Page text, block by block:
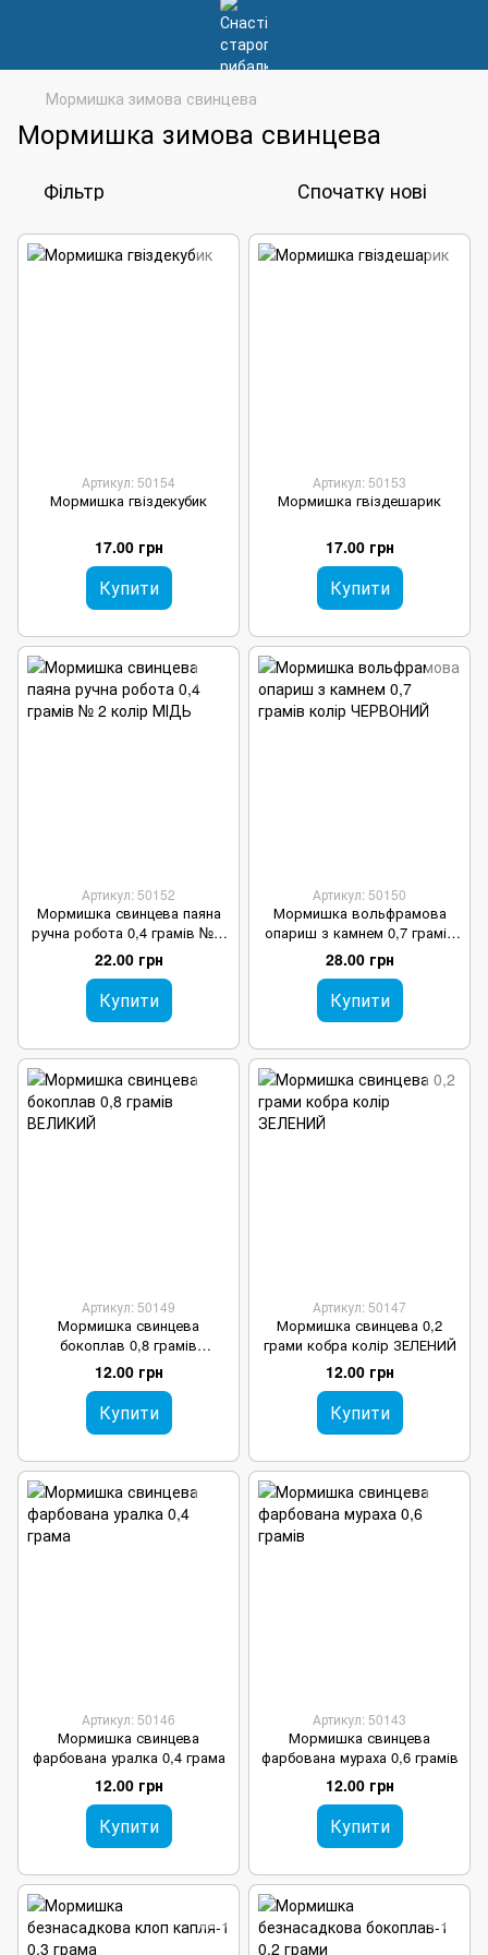
Мормишка зимова свинцева
Мормишка зимова свинцева
Фільтр Спочатку нові
Артикул: 50154
Мормишка гвіздекубик
17.00 грн
Купити
Артикул: 50153
Мормишка гвіздешарик
17.00 грн
Купити
Артикул: 50152
Мормишка свинцева паяна
ручна робота 0,4 грамів № 2
колір МІДЬ
22.00 грн
Купити
Артикул: 50150
Мормишка вольфрамова
опариш з камнем 0,7 грамів
колір ЧЕРВОНИЙ
28.00 грн
Купити
Артикул: 50149
Мормишка свинцева
бокоплав 0,8 грамів
ВЕЛИКИЙ
12.00 грн
Купити
Артикул: 50147
Мормишка свинцева 0,2
грами кобра колір ЗЕЛЕНИЙ
12.00 грн
Купити
Артикул: 50146
Мормишка свинцева
фарбована уралка 0,4 грама
12.00 грн
Купити
Артикул: 50143
Мормишка свинцева
фарбована мураха 0,6 грамів
12.00 грн
Купити